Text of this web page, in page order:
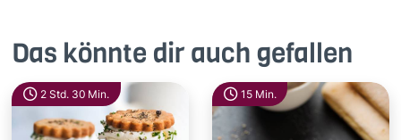
Das könnte dir auch gefallen
2 Std. 30 Min. 15 Min.